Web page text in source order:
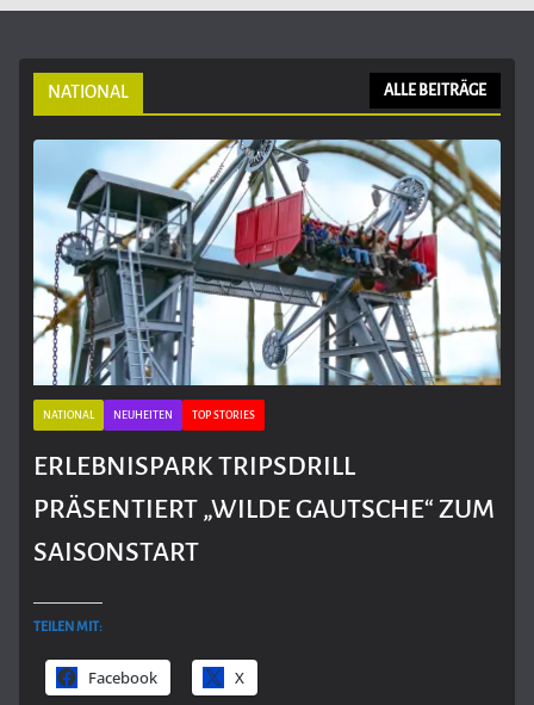
NATIONAL ALLE BEITRÄGE
NATIONAL NEUHEITEN TOP STORIES
ERLEBNISPARK TRIPSDRILL
PRÄSENTIERT „WILDE GAUTSCHE“ ZUM
SAISONSTART
TEILEN MIT:
Facebook X